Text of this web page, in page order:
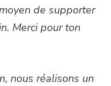
de supporter
Merci pour ton
nous réalisons un